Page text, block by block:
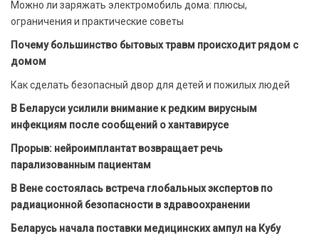
Можно ли заряжать электромобиль дома: плюсы,
ограничения и практические советы
Почему большинство бытовых травм происходит рядом с
домом
Как сделать безопасный двор для детей и пожилых людей
В Беларуси усилили внимание к редким вирусным
инфекциям после сообщений о хантавирусе
Прорыв: нейроимплантат возвращает речь
парализованным пациентам
В Вене состоялась встреча глобальных экспертов по
радиационной безопасности в здравоохранении
Беларусь начала поставки медицинских ампул на Кубу